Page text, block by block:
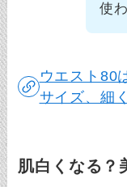
使
ウエスト80
サイズ、細
肌白くなる？